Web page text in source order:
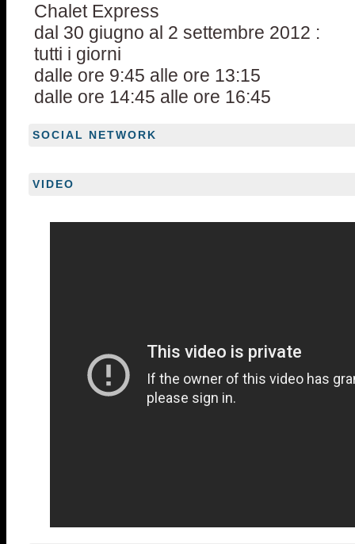
Chalet Express
dal 30 giugno al 2 settembre 2012 :
tutti i giorni
dalle ore 9:45 alle ore 13:15
dalle ore 14:45 alle ore 16:45
SOCIAL NETWORK
VIDEO